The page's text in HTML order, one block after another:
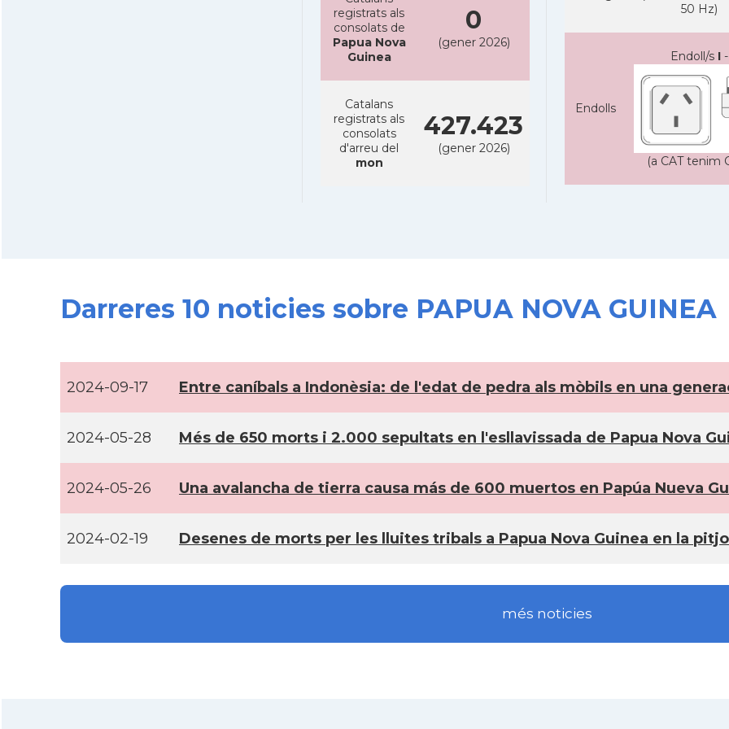
registrats als
consolats de
Papua Nova
Guinea
0
(gener 2026)
Catalans
registrats als
consolats
d'arreu del
mon
427.423
(gener 2026)
50 Hz)
Endolls
Endoll/s I -
(a CAT tenim
Darreres 10 noticies sobre PAPUA NOVA GUINEA
2024-09-17 Entre caní­bals a Indonèsia: de l'edat de pedra als mòbils en una
2024-05-28 Més de 650 morts i 2.000 sepultats en l'esllavissada de Papua Nova
2024-05-26 Una avalancha de tierra causa más de 600 muertos en Papúa Nueva
2024-02-19 Desenes de morts per les lluites tribals a Papua Nova Guinea en la
més noticies